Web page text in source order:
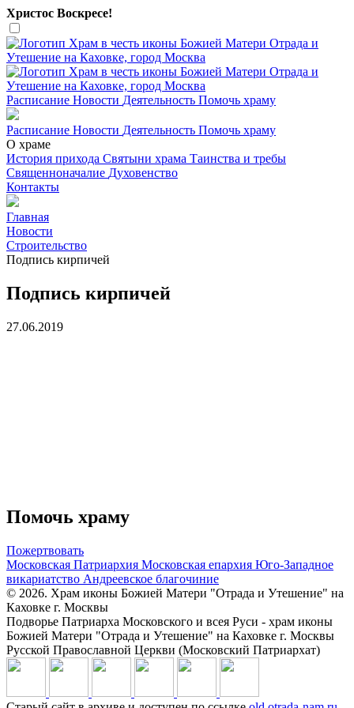
Христос Воскресе!
Расписание Новости Деятельность Помочь храму
Расписание Новости Деятельность Помочь храму
О храме
История прихода Святыни храма Таинства и требы
Священноначалие Духовенство
Контакты
Главная
Новости
Строительство
Подпись кирпичей
Подпись кирпичей
27.06.2019
Помочь храму
Пожертвовать
Московская Патриархия Московская епархия Юго-Западное
викариатство Андреевское благочиние
© 2026. Храм иконы Божией Матери "Отрада и Утешение" на
Каховке г. Москвы
Подворье Патриарха Московского и всея Руси - храм иконы
Божией Матери "Отрада и Утешение" на Каховке г. Москвы
Русской Православной Церкви (Московский Патриархат)